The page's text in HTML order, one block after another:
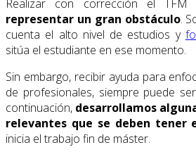
Realizar con corrección el TFM
representar un gran obstáculo.
cuenta el alto nivel de estudios y
sitúa el estudiante en ese momento.
Sin embargo, recibir ayuda para
de profesionales, siempre puede
continuación, desarrollamos
relevantes que se deben tener
inicia el trabajo fin de máster.